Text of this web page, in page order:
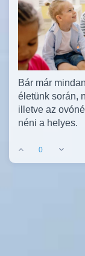
Bár már
életünk során,
illetve az
néni a helyes.
0